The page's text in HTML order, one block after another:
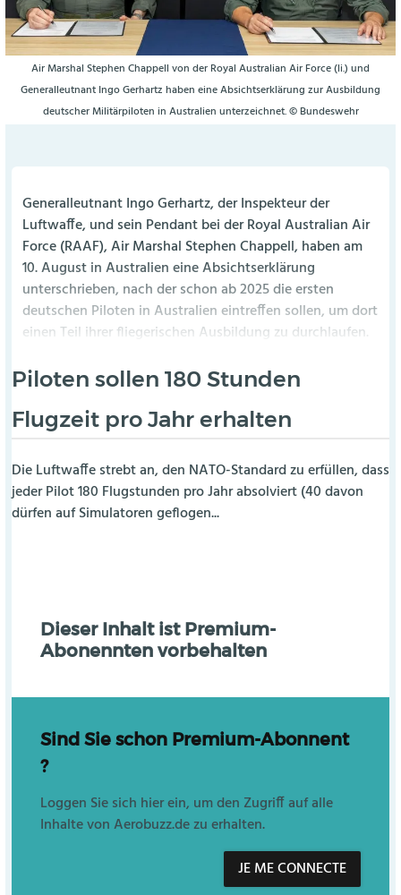
Air Marshal Stephen Chappell von der Royal Australian Air Force (li.) und
Generalleutnant Ingo Gerhartz haben eine Absichtserklärung zur Ausbildung
deutscher Militärpiloten in Australien unterzeichnet. © Bundeswehr
Generalleutnant Ingo Gerhartz, der Inspekteur der
Luftwaffe, und sein Pendant bei der Royal Australian Air
Force (RAAF), Air Marshal Stephen Chappell, haben am
10. August in Australien eine Absichtserklärung
unterschrieben, nach der schon ab 2025 die ersten
deutschen Piloten in Australien eintreffen sollen, um dort
einen Teil ihrer fliegerischen Ausbildung zu durchlaufen.
Piloten sollen 180 Stunden
Flugzeit pro Jahr erhalten
Die Luftwaffe strebt an, den NATO-Standard zu erfüllen, dass
jeder Pilot 180 Flugstunden pro Jahr absolviert (40 davon
dürfen auf Simulatoren geflogen...
Dieser Inhalt ist Premium-
Abonennten vorbehalten
Sind Sie schon Premium-Abonnent
?
Loggen Sie sich hier ein, um den Zugriff auf alle
Inhalte von Aerobuzz.de zu erhalten.
JE ME CONNECTE